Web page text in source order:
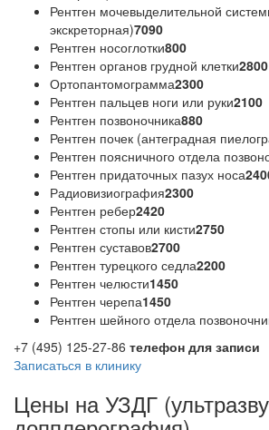
Рентген мочевыделительной
экскреторная)7090
Рентген носоглотки800
Рентген органов грудной клетки2800
Ортопантомограмма2300
Рентген пальцев ноги или руки2100
Рентген позвоночника880
Рентген почек (антеградная
Рентген поясничного отдела
Рентген придаточных пазух носа
Радиовизиография2300
Рентген ребер2420
Рентген стопы или кисти2750
Рентген суставов2700
Рентген турецкого седла2200
Рентген челюсти1450
Рентген черепа1450
Рентген шейного отдела
+7 (495) 125-27-86 телефон для записи
Записаться в клинику
Цены на УЗДГ